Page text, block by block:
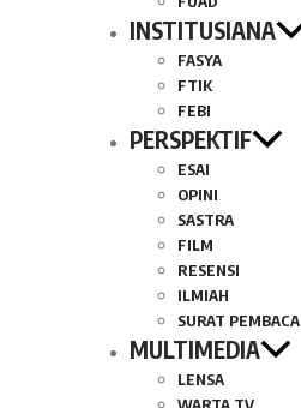
INSTITUSIANA
FASYA
FTIK
FEBI
PERSPEKTIF
ESAI
OPINI
SASTRA
FILM
RESENSI
ILMIAH
SURAT PEMBACA
MULTIMEDIA
LENSA